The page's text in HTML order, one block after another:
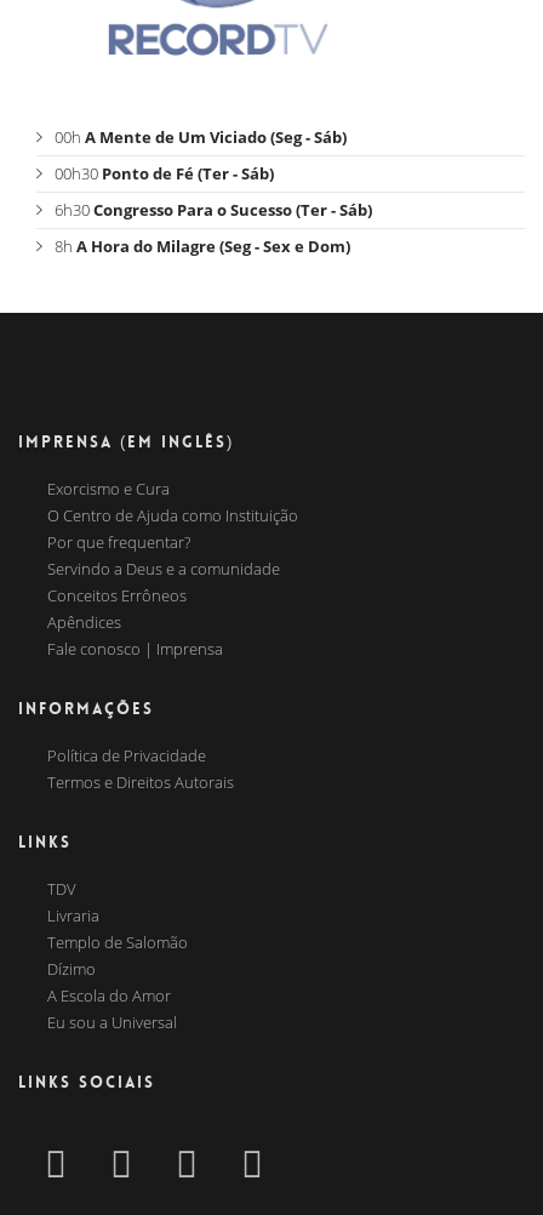
00h A Mente de Um Viciado (Seg - Sáb)
00h30 Ponto de Fé (Ter - Sáb)
6h30Congresso Para o Sucesso (Ter - Sáb)
8h A Hora do Milagre (Seg - Sex e Dom)
IMPRENSA (EM INGLÊS)
Exorcismo e Cura
O Centro de Ajuda como Instituição
Por que frequentar?
Servindo a Deus e a comunidade
Conceitos Errôneos
Apêndices
Fale conosco | Imprensa
INFORMAÇÕES
Política de Privacidade
Termos e Direitos Autorais
LINKS
TDV
Livraria
Templo de Salomão
Dízimo
A Escola do Amor
Eu sou a Universal
LINKS SOCIAIS